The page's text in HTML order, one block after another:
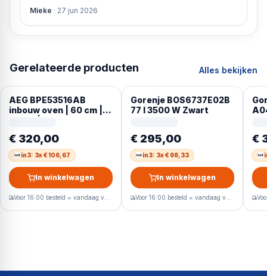
Mieke · 27 jun 2026
Gerelateerde producten Alles bekijken
AEG BPE53516AB
inbouw oven | 60 cm |
€ 320,00
in3: 3x € 106,67
In winkelwagen
Gorenje BOS6737E02B
77 l 3500 W Zwart
€ 295,00
in3: 3x € 98,33
In winkelwagen
€